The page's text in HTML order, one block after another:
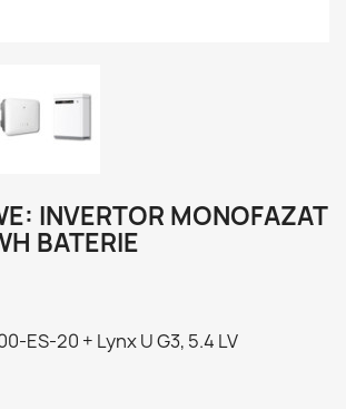
INVERTOR MONOFAZAT
BATERIE
ES-20 + Lynx U G3, 5.4 LV